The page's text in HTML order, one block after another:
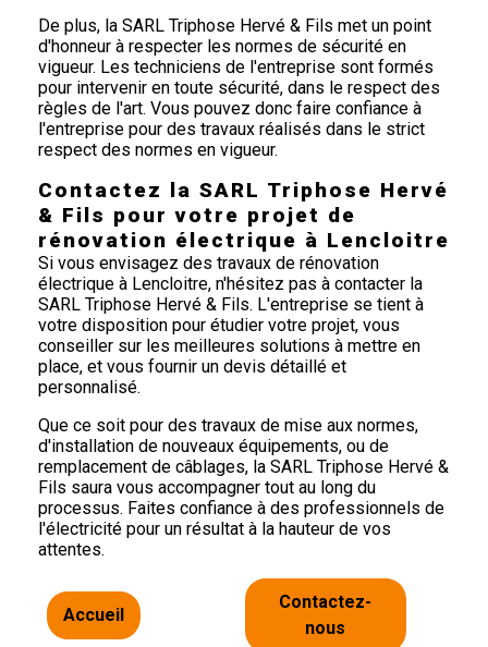
De plus, la SARL Triphose Hervé & Fils met un point
d'honneur à respecter les normes de sécurité en
vigueur. Les techniciens de l'entreprise sont formés
pour intervenir en toute sécurité, dans le respect des
règles de l'art. Vous pouvez donc faire confiance à
l'entreprise pour des travaux réalisés dans le strict
respect des normes en vigueur.
Contactez la SARL Triphose Hervé
& Fils pour votre projet de
rénovation électrique à Lencloitre
Si vous envisagez des travaux de rénovation
électrique à Lencloitre, n'hésitez pas à contacter la
SARL Triphose Hervé & Fils. L'entreprise se tient à
votre disposition pour étudier votre projet, vous
conseiller sur les meilleures solutions à mettre en
place, et vous fournir un devis détaillé et
personnalisé.
Que ce soit pour des travaux de mise aux normes,
d'installation de nouveaux équipements, ou de
remplacement de câblages, la SARL Triphose Hervé &
Fils saura vous accompagner tout au long du
processus. Faites confiance à des professionnels de
l'électricité pour un résultat à la hauteur de vos
attentes.
Accueil
Contactez-
nous